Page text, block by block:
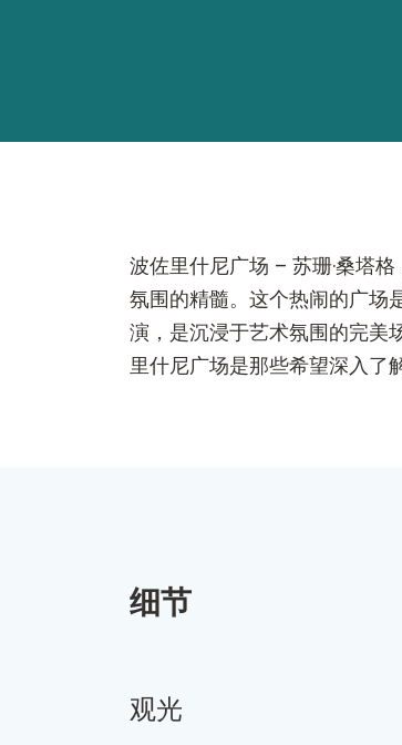
波佐里什尼广场 – 苏珊·桑塔
氛围的精髓。这个热闹的广场
演，是沉浸于艺术氛围的完美
里什尼广场是那些希望深入了
细节
观光